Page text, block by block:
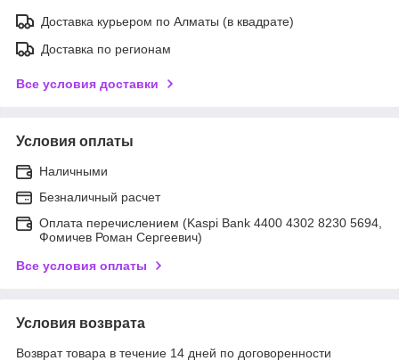
Доставка курьером по Алматы (в квадрате)
Доставка по регионам
Все условия доставки
Условия оплаты
Наличными
Безналичный расчет
Оплата перечислением (Kaspi Bank 4400 4302 8230 5694,
Фомичев Роман Сергеевич)
Все условия оплаты
Условия возврата
Возврат товара в течение 14 дней по договоренности